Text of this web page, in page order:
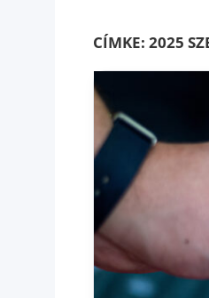
CÍMKE: 2025